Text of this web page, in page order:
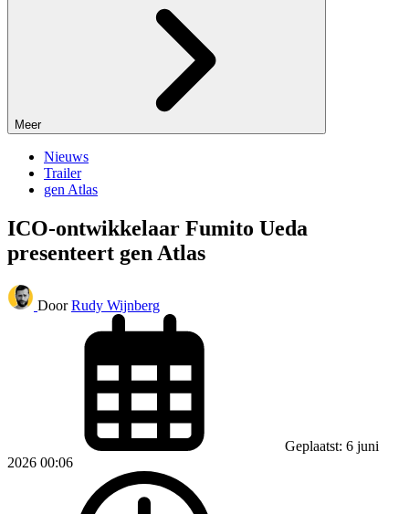
Meer
Nieuws
Trailer
gen Atlas
ICO-ontwikkelaar Fumito Ueda
presenteert gen Atlas
Door Rudy Wijnberg
Geplaatst: 6 juni
2026 00:06